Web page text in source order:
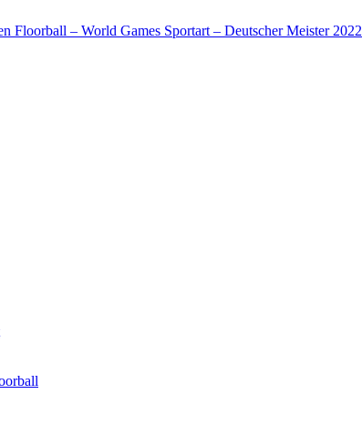
Floorball – World Games Sportart – Deutscher Meister 2022